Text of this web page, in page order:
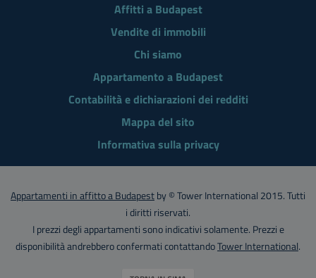
Affitti a Budapest
Vendite di immobili
Chi siamo
Appartamento a Budapest
Contabilità e dichiarazioni dei redditi
Mappa del sito
Informativa sulla privacy
Appartamenti in affitto a Budapestby © Tower International 2015. Tutti
i diritti riservati.
I prezzi degli appartamenti sono indicativi solamente. Prezzi e
disponibilità andrebbero confermati contattandoTower International.